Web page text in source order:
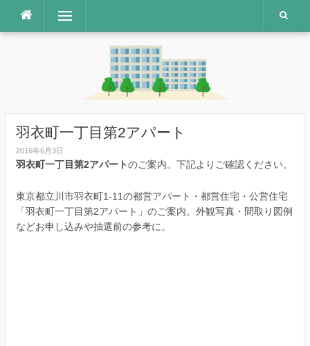
テ
メニュー
羽衣町一丁目第2アパート
2016年6月3日
羽衣町一丁目第2アパートのご案内。下記よりご確認ください。
東京都立川市羽衣町1-11の都営アパート・都営住宅・公営住宅
「羽衣町一丁目第2アパート」のご案内。外観写真・間取り図例
などお申し込みや抽選前の参考に。